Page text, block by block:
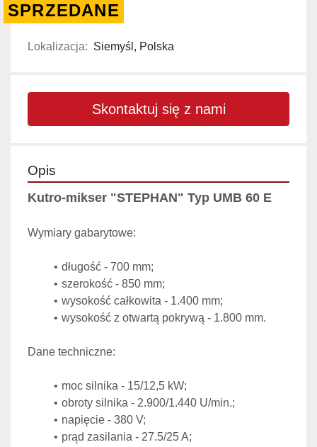
SPRZEDANE
Lokalizacja: Siemyśl, Polska
Skontaktuj się z nami
Opis
Kutro-mikser "STEPHAN" Typ UMB 60 E
Wymiary gabarytowe:
długość - 700 mm;
szerokość - 850 mm;
wysokość całkowita - 1.400 mm;
wysokość z otwartą pokrywą - 1.800 mm.
Dane techniczne:
moc silnika - 15/12,5 kW;
obroty silnika - 2.900/1.440 U/min.;
napięcie - 380 V;
prąd zasilania - 27.5/25 A;